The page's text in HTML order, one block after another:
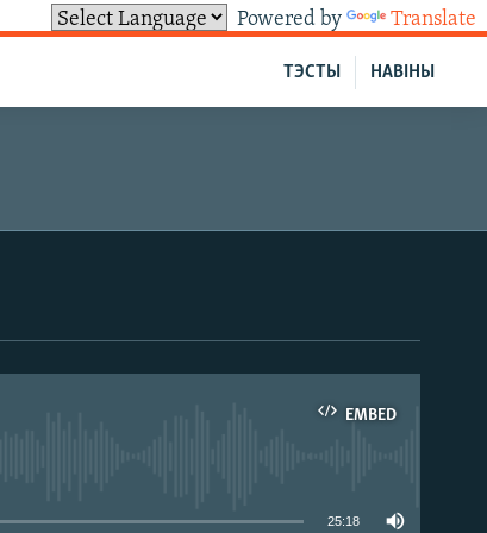
Powered by Translate
НАВІНЫ
ТЭСТЫ
EMBED
25:18